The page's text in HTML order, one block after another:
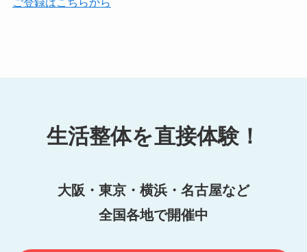
生活整体を直接体験！
大阪・東京・横浜・名古屋など
全国各地で開催中